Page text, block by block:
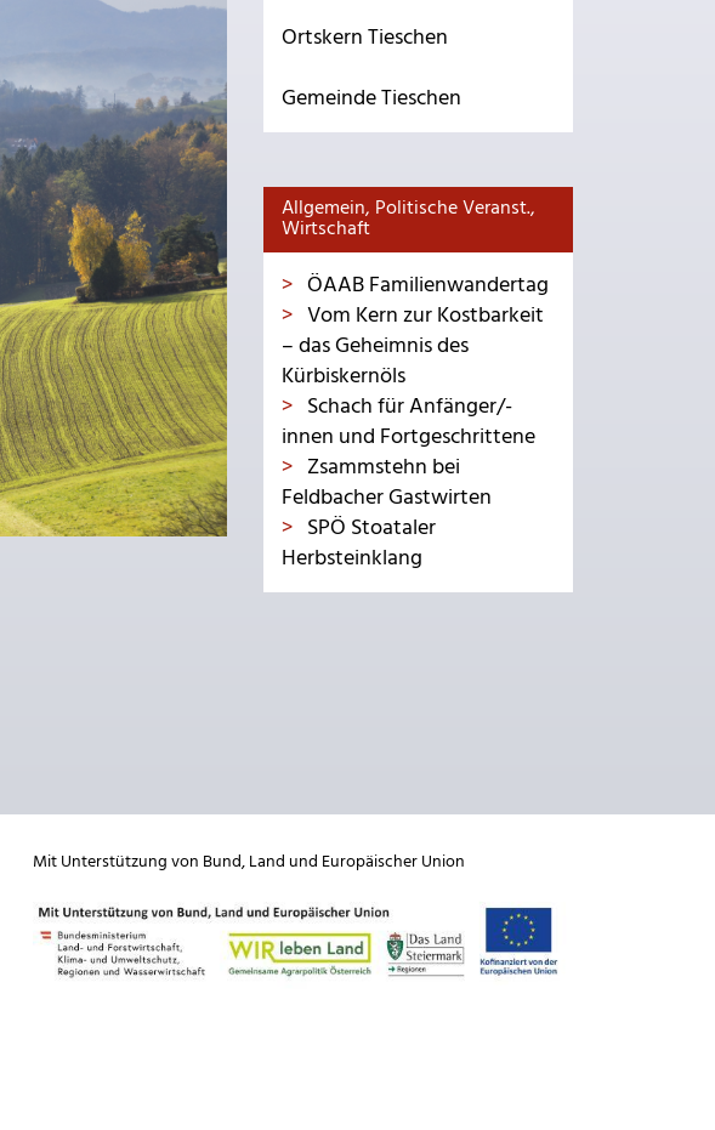
Ortskern Tieschen
Gemeinde Tieschen
Allgemein, Politische Veranst.,
Wirtschaft
ÖAAB Familienwandertag
Vom Kern zur Kostbarkeit
– das Geheimnis des
Kürbiskernöls
Schach für Anfänger/-
innen und Fortgeschrittene
Zsammstehn bei
Feldbacher Gastwirten
SPÖ Stoataler
Herbsteinklang
Mit Unterstützung von Bund,Land und Europäischer Union